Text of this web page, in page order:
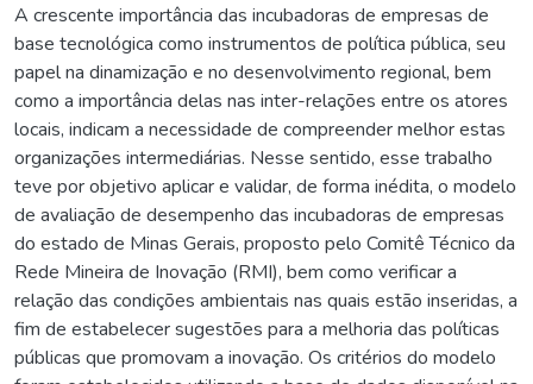
A crescente importância das incubadoras de empresas de
base tecnológica como instrumentos de política pública, seu
papel na dinamização e no desenvolvimento regional, bem
como a importância delas nas inter-relações entre os atores
locais, indicam a necessidade de compreender melhor estas
organizações intermediárias. Nesse sentido, esse trabalho
teve por objetivo aplicar e validar, de forma inédita, o modelo
de avaliação de desempenho das incubadoras de empresas
do estado de Minas Gerais, proposto pelo Comitê Técnico da
Rede Mineira de Inovação (RMI), bem como verificar a
relação das condições ambientais nas quais estão inseridas, a
fim de estabelecer sugestões para a melhoria das políticas
públicas que promovam a inovação. Os critérios do modelo